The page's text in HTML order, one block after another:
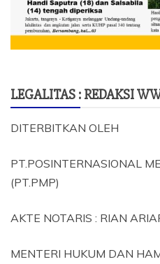
LEGALITAS : REDAKSI
DITERBITKAN OLEH
PT.POSINTERNASIONAL
(PT.PMP)
AKTE NOTARIS : RIAN
MENTERI HUKUM DAN